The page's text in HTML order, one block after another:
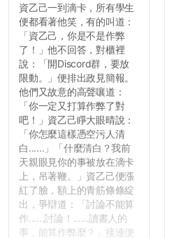
資乙己一到滴卡，所有學生
便都看著他笑，有的叫道：
「資乙己，你是不是作弊
了！」他不回答，對櫃裡
說：「開Discord群，要放
限動。」便排出政見簡報。
他們又故意的高聲嚷道：
「你一定又打算作弊了對
吧！」資乙己睜大眼晴說：
「你怎麼這樣憑空污人清
白......」「什麼清白？我前
天親眼見你的事被放在滴卡
上，吊著鞭。」資乙己便漲
紅了臉，額上的青筋條條綻
出，爭辯道：「討論不能算
作......討論！......讀書人的
事，能算作弊麼？」接連便